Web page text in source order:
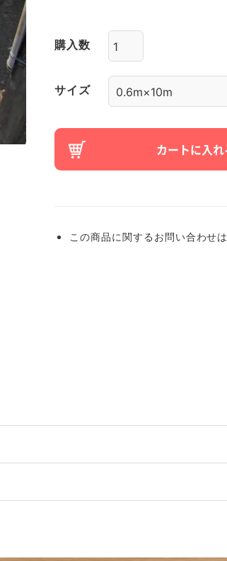
購入数
サイズ
この商品に関するお問い合わせは